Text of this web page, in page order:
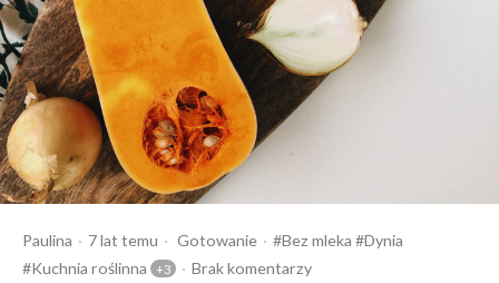
Opublikowany
przez
Paulina 7 lat temu
Opublikowany
w
Gotowanie Tagi:
Bez mleka
Dynia
Kuchnia roślinna
Brak komentarzy